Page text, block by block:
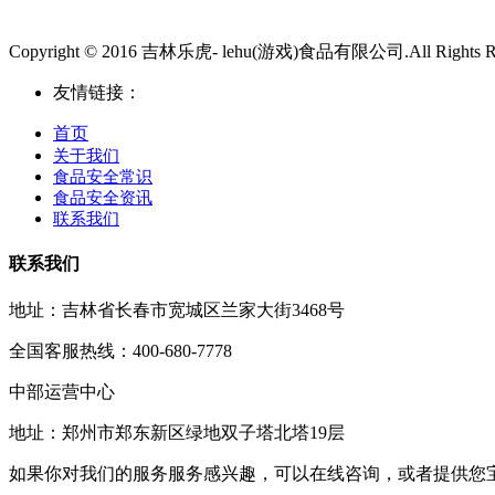
Copyright © 2016 吉林乐虎- lehu(游戏)食品有限公司.All Rights
友情链接：
首页
关于我们
食品安全常识
食品安全资讯
联系我们
联系我们
地址：吉林省长春市宽城区兰家大街3468号
全国客服热线：400-680-7778
中部运营中心
地址：郑州市郑东新区绿地双子塔北塔19层
如果你对我们的服务服务感兴趣，可以在线咨询，或者提供您